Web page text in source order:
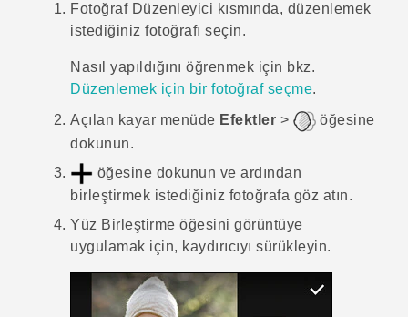
Fotoğraf Düzenleyici kısmında, düzenlemek
istediğiniz fotoğrafı seçin.
Nasıl yapıldığını öğrenmek için bkz.
Düzenlemek için bir fotoğraf seçme.
Açılan kayar menüde Efektler >
öğesine
dokunun.
öğesine dokunun ve ardından
birleştirmek istediğiniz fotoğrafa göz atın.
Yüz Birleştirme öğesini görüntüye
uygulamak için, kaydırıcıyı sürükleyin.